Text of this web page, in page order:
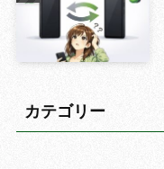
カテゴリー